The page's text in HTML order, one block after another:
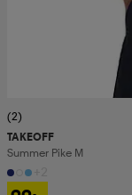
(2)
TAKEOFF
Summer Pike M